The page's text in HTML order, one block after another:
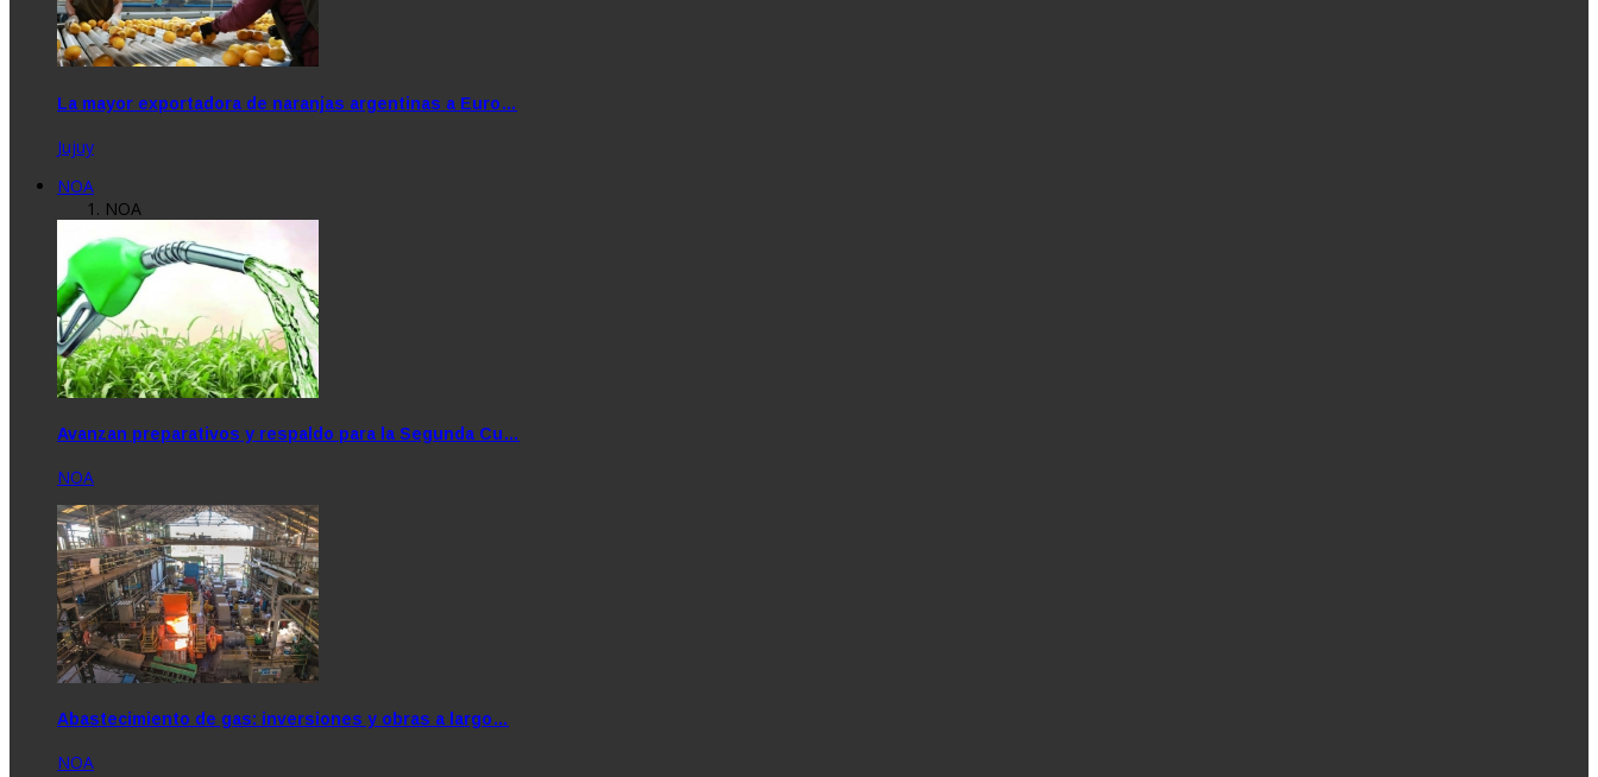
La mayor exportadora de naranjas argentinas a Euro…
Jujuy
NOA
NOA
Avanzan preparativos y respaldo para la Segunda Cu…
NOA
Abastecimiento de gas: inversiones y obras a largo…
NOA